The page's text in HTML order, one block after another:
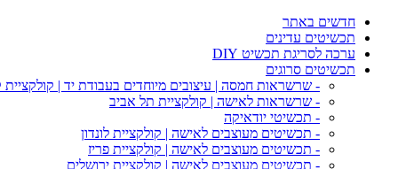
חדשים באתר
תכשיטים עדינים
ערכה לסריגת תכשיט DIY
תכשיטים סרוגים
- שרשראות חמסה | עיצובים מיוחדים בעבודת יד | קולקציית
- שרשראות לאישה | קולקציית תל אביב
- תכשיטי יודאיקה
- תכשיטים מעוצבים לאישה | קולקציית לונדון
- תכשיטים מעוצבים לאישה | קולקציית פריז
- תכשיטים מעוצבים לאישה | קולקציית ירושלים